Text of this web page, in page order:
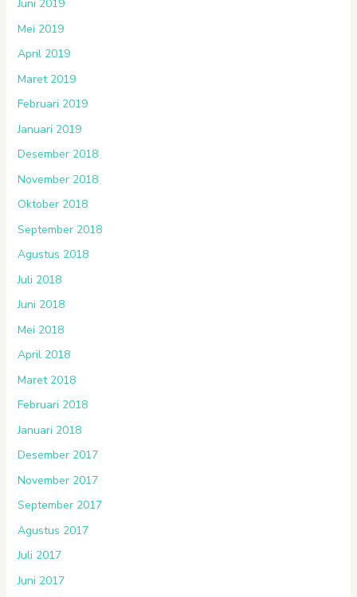
Juni 2019
Mei 2019
April 2019
Maret 2019
Februari 2019
Januari 2019
Desember 2018
November 2018
Oktober 2018
September 2018
Agustus 2018
Juli 2018
Juni 2018
Mei 2018
April 2018
Maret 2018
Februari 2018
Januari 2018
Desember 2017
November 2017
September 2017
Agustus 2017
Juli 2017
Juni 2017